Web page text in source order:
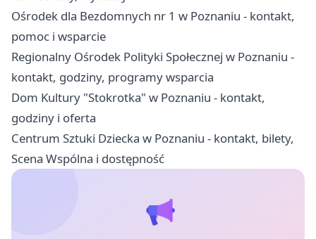
Ośrodek dla Bezdomnych nr 1 w Poznaniu - kontakt,
pomoc i wsparcie
Regionalny Ośrodek Polityki Społecznej w Poznaniu -
kontakt, godziny, programy wsparcia
Dom Kultury "Stokrotka" w Poznaniu - kontakt,
godziny i oferta
Centrum Sztuki Dziecka w Poznaniu - kontakt, bilety,
Scena Wspólna i dostępność